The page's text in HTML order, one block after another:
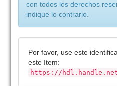
con todos los derechos
indique lo contrario.
Por favor, use este
este ítem:
https://